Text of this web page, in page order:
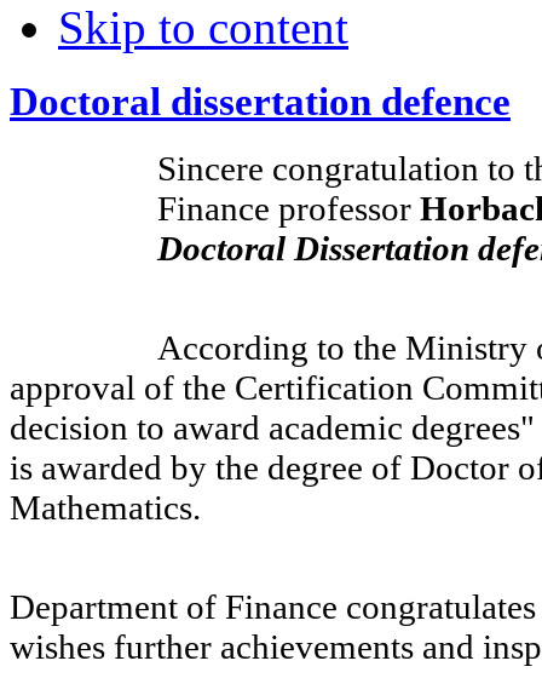
Skip to content
Doctoral dissertation defence
Sincere congratulation to
Finance professor
Doctoral Dissertation
According to the Ministry
approval of the Certification
decision to award academic
is awarded by the degree of Doctor
Mathematics.
Department of Finance
wishes further achievements and